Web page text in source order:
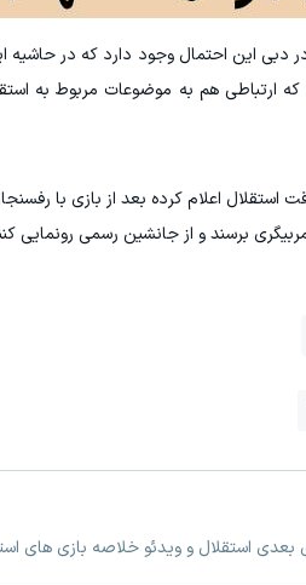
دبی این احتمال وجود دارد که در حاشیه
که ارتباطی هم به موضوعات مربوط به
استقلال اعلام کرده بعد از بازی با
برسند و از جانشین رسمی رونمایی
بعدی استقلال و ویدئو خلاصه بازی های